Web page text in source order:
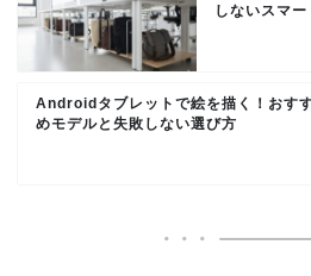
しないスマ
Androidタブレットで絵を描く！おす
めモデルと失敗しない選び方